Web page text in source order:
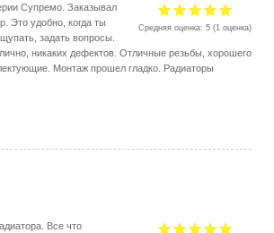
Средняя оценка:5 (1 оценка)
Супремо. Заказывал
Это удобно, когда ты
задать вопросы.
никаких дефектов. Отличные резьбы, хорошего
Монтаж прошел гладко. Радиаторы
Все что